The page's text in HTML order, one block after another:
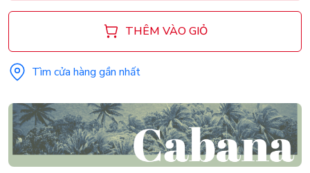
THÊM VÀO GIỎ
Tìm cửa hàng gần nhất